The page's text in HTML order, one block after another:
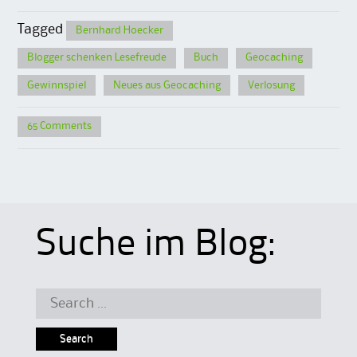
Tagged Bernhard Hoecker
Blogger schenken Lesefreude Buch Geocaching
Gewinnspiel Neues aus Geocaching Verlosung
65 Comments
Suche im Blog:
Search